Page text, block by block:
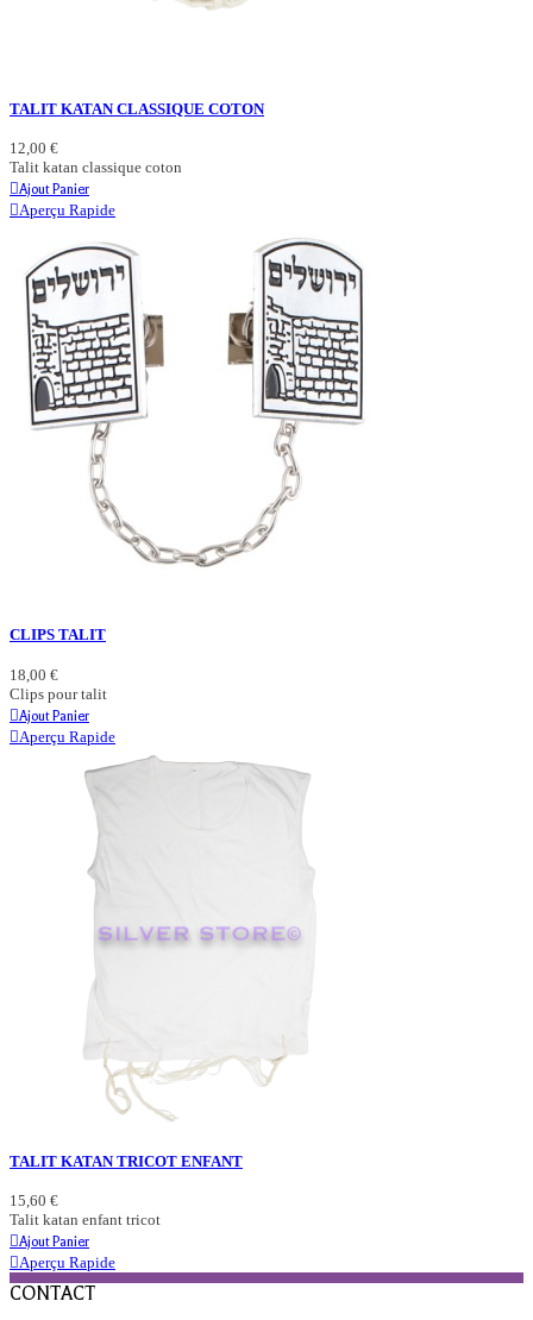
TALIT KATAN CLASSIQUE COTON
12,00 €
Talit katan classique coton
Ajout Panier
Aperçu Rapide
CLIPS TALIT
18,00 €
Clips pour talit
Ajout Panier
Aperçu Rapide
TALIT KATAN TRICOT ENFANT
15,60 €
Talit katan enfant tricot
Ajout Panier
Aperçu Rapide
CONTACT